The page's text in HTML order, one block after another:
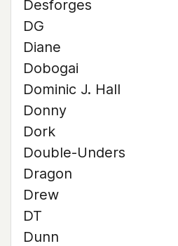
Desforges
DG
Diane
Dobogai
Dominic J. Hall
Donny
Dork
Double-Unders
Dragon
Drew
DT
Dunn